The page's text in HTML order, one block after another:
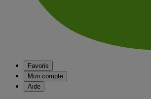
Favoris
Mon compte
Aide